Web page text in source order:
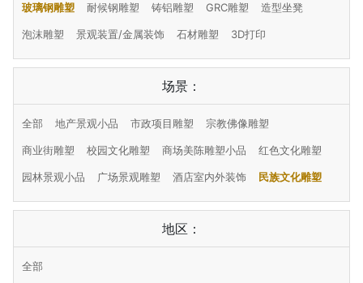
玻璃钢雕塑 耐候钢雕塑 铸铝雕塑 GRC雕塑 造型坐凳
泡沫雕塑 景观装置/金属装饰 石材雕塑 3D打印
场景：
全部 地产景观小品 市政项目雕塑 宗教佛像雕塑
商业街雕塑 校园文化雕塑 商场美陈雕塑小品 红色文化雕塑
园林景观小品 广场景观雕塑 酒店室内外装饰 民族文化雕塑
地区：
全部